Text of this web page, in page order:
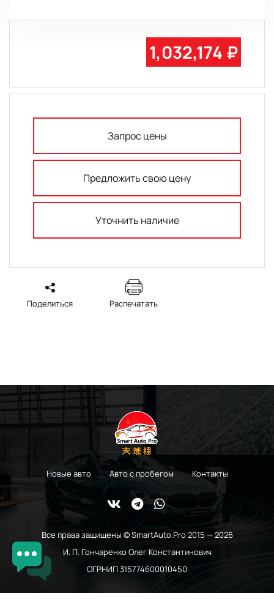
1,032,174 ₽
Запрос цены
Предложить свою цену
Уточнить наличие
Поделиться Распечатать
Новые авто Авто с пробегом Контакты
Все права защищены © SmartAuto.Pro 2015 — 2026
И. П. Гончаренко Олег Константинович
ОГРНИП 315774600010450